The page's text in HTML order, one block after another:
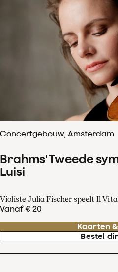
Concertgebouw, Amsterdam
Brahms' Tweede
Luisi
Violiste Julia Fischer speelt Il
Vanaf € 20
Kaarten
Bestel